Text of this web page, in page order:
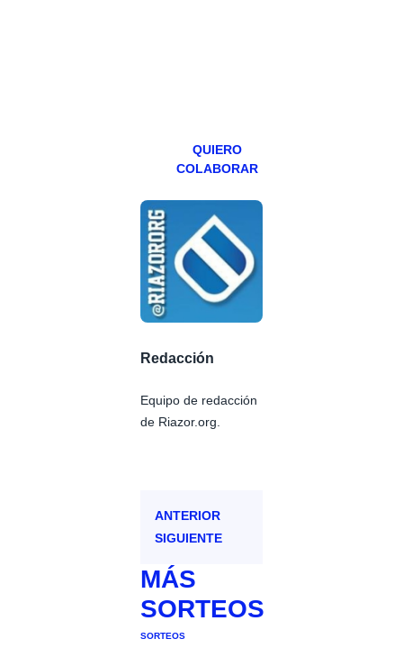
QUIERO
COLABORAR
Redacción
Equipo de redacción
de Riazor.org.
ANTERIOR
SIGUIENTE
MÁS
SORTEOS
SORTEOS